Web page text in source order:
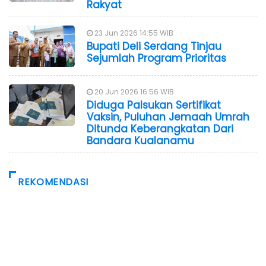
Rakyat
23 Jun 2026 14:55 WIB
Bupati Deli Serdang Tinjau
Sejumlah Program Prioritas
20 Jun 2026 16:56 WIB
Diduga Palsukan Sertifikat
Vaksin, Puluhan Jemaah Umrah
Ditunda Keberangkatan Dari
Bandara Kualanamu
REKOMENDASI